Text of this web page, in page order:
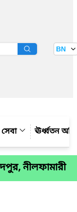
BN
ঊর্ধ্বতন
নীলফামারী